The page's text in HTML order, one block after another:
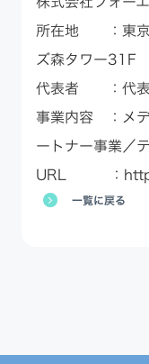
所在地 ：東京
ズ森タワー31F
代表者 ：代表
事業内容 ：メデ
ートナー事業／
URL ：
一覧に戻る